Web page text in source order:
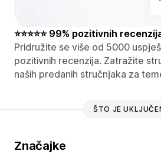
⭐⭐⭐⭐⭐ 99% pozitivnih
Pridružite se više od 5000
pozitivnih recenzija. Zatražite
naših predanih stručnjaka za
ŠTO JE
Značajke